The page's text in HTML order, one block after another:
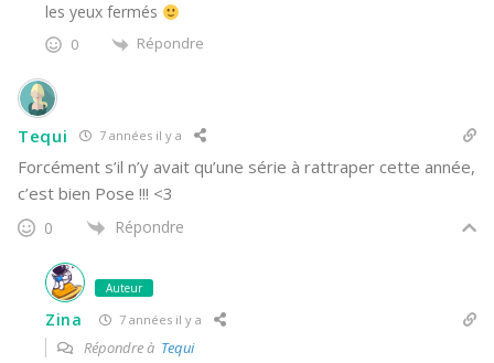
les yeux fermés
0 Répondre
Tequi 7 années il y a
Forcément s’il n’y avait qu’une série à rattraper cette année,
c’est bien Pose !!! <3
0 Répondre
Auteur
Zina 7 années il y a
Répondre à Tequi